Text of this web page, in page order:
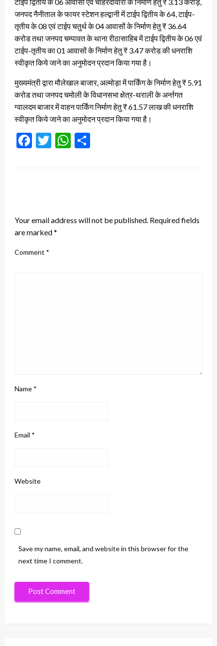
टाईप द्वितीय के 06 आवासों एवं चाहरदीवारी के निर्माण हेतु ₹ 3.13 करोड़,
जनपद नैनीताल के फायर स्टेशन हल्द्वानी में टाईप द्वितीय के 64, टाईप-
तृतीय के 08 एवं टाईप चतुर्थ के 04 आवासों के निर्माण हेतु ₹ 36.64
करोड तथा जनपद चम्पावत के थाना रीठासाहिब में टाईप द्वितीय के 06 एवं
टाईप-तृतीय का 01 आवासों के निर्माण हेतु ₹ 3.47 करोड की धनराशि
स्वीकृत किये जाने का अनुमोदन प्रदान किया गया है।
मुख्यमंत्री द्वारा मौलेखाल बाजार, अल्मोड़ा में पार्किंग के निर्माण हेतु ₹ 5.91
करोड तथा जनपद चमोली के विधानसभा क्षेत्र-थराली के अर्न्तगत
ग्वालदम बाजार में वाहन पार्किंग निर्माण हेतु ₹ 61.57 लाख की धनराशि
स्वीकृत किये जाने का अनुमोदन प्रदान किया गया है।
Facebook
TwitterWhatsApp
Your email address will not be published. Required fields
are marked*
Comment *
Name *
Email *
Website
Save my name, email, and website in this browser for the
next time I comment.